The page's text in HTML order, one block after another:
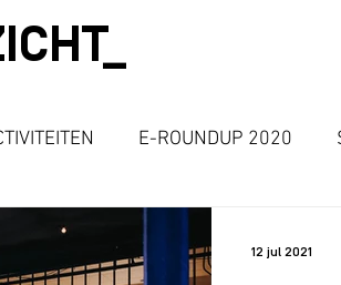
E-ROUNDUP 2020
ORGANISEREN
12 jul 2021